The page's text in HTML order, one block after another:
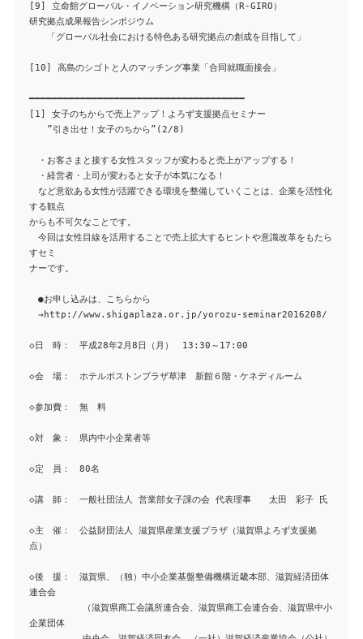
[9] 立命館グローバル・イノベーション研究機構（R-GIRO）
研究拠点成果報告シンポジウム
「グローバル社会における特色ある研究拠点の創成を目指して」
[10] 高島のシゴトと人のマッチング事業「合同就職面接会」
━━━━━━━━━━━━━━━━━━━━━━━━━━━━━━━━━━━━━━
[1] 女子のちからで売上アップ！よろず支援拠点セミナー
”引き出せ！女子のちから”(2/8)
・お客さまと接する女性スタッフが変わると売上がアップする！
・経営者・上司が変わると女子が本気になる！
など意欲ある女性が活躍できる環境を整備していくことは、企業を活性化
する観点
からも不可欠なことです。
今回は女性目線を活用することで売上拡大するヒントや意識改革をもたら
すセミ
ナーです。
●お申し込みは、こちらから
→http://www.shigaplaza.or.jp/yorozu-seminar2016208/
◇日 時： 平成28年2月8日（月） 13:30～17:00
◇会 場： ホテルボストンプラザ草津 新館６階・ケネディルーム
◇参加費： 無 料
◇対 象： 県内中小企業者等
◇定 員： 80名
◇講 師： 一般社団法人 営業部女子課の会 代表理事 太田 彩子 氏
◇主 催： 公益財団法人 滋賀県産業支援プラザ（滋賀県よろず支援拠
点）
◇後 援： 滋賀県、（独）中小企業基盤整備機構近畿本部、滋賀経済団体
連合会
（滋賀県商工会議所連合会、滋賀県商工会連合会、滋賀県中小
企業団体